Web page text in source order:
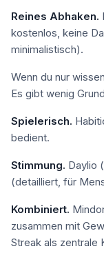
Reines Abhaken.
kostenlos, keine
minimalistisch).
Wenn du nur
Es gibt wenig
Spielerisch.
bedient.
Stimmung. Daylio
(detailliert, für
Kombiniert.
zusammen mit
Streak als zentrale